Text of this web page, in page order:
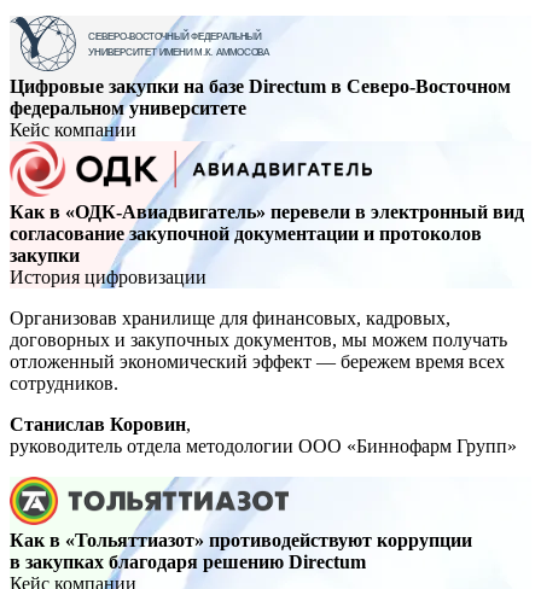
Цифровые закупки на базе Directum в Северо-Восточном
федеральном университете
Кейс компании
Как в «ОДК-Авиадвигатель» перевели в электронный вид
согласование закупочной документации и протоколов
закупки
История цифровизации
Организовав хранилище для финансовых, кадровых,
договорных и закупочных документов, мы можем получать
отложенный экономический эффект — бережем время всех
сотрудников.
Cтанислав Коровин,
руководитель отдела методологии ООО «Биннофарм Групп»
Как в «Тольяттиазот» противодействуют коррупции
в закупках благодаря решению Directum
Кейс компании